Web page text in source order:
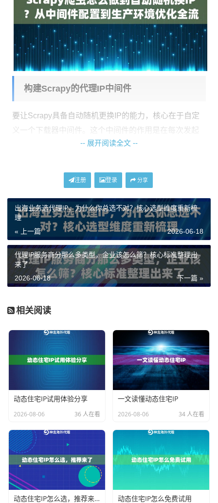
构建Scrapy的代理IP中间件
要让Scrapy具备自动随机更换IP的能力，核心在于自定
义一个下载器中间件。这个中间件的作用是在每次发起
网络请求之前，动态地为请求设置一个代理服务器地
随机选取一个可用的代理，将其配置到当前请求中，然
后处理可能出现的连接异常，并在异常发生时自动更换
下一个代理进行重试。
实现的重点在于代理IP池的管理与调度策略。您需要一
个可靠的IP来源，并编写代码来维护这个IP列表，确保其
中的每个地址都是有效且可用的。中间件会从该列表中
随机挑选IP，并将其应用于请求。为了提升效率，可以
加入简单的验证机制，定期检测池中IP的有效性，及时
自行维护一个高质量、高匿名的代理IP池成本高昂且技
术复杂。这时，专业的代理IP服务如神龙海外动态IP，便
成为更优选择。该服务提供动态住宅IP、动态长效ISP等
多种套餐，其IP来源于真实的家庭宽带网络，具有极高
以神龙海外动态IP服务为例，接入过程非常简便。通
常，服务商会提供包含主机、端口、用户名和密码的代
理连接信息。您无需关心背后复杂的IP池轮换逻辑，只
需在Scrapy的中间件中，按照服务商提供的认证方式
（通常是账密认证），为每个请求动态设置代理即可。
-- 展开阅读全文 --
注册 登录 分享
出海业务选代理IP，为什么你总选不对？核心选型维度重新梳
理
« 上一篇 2026-06-18
代理IP服务商分那么多类型，企业该怎么筛？核心标准整理出
来了
下一篇 »
2026-06-18
相关阅读
动态住宅IP试用体验分享
2026-08-06 36 人在看
一文读懂动态住宅IP
2026-08-06 34 人在看
动态住宅IP怎么选，推荐来了 动态住宅IP怎么免费试用